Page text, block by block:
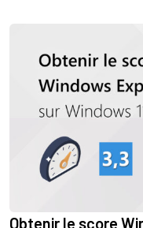
Obtenir le score